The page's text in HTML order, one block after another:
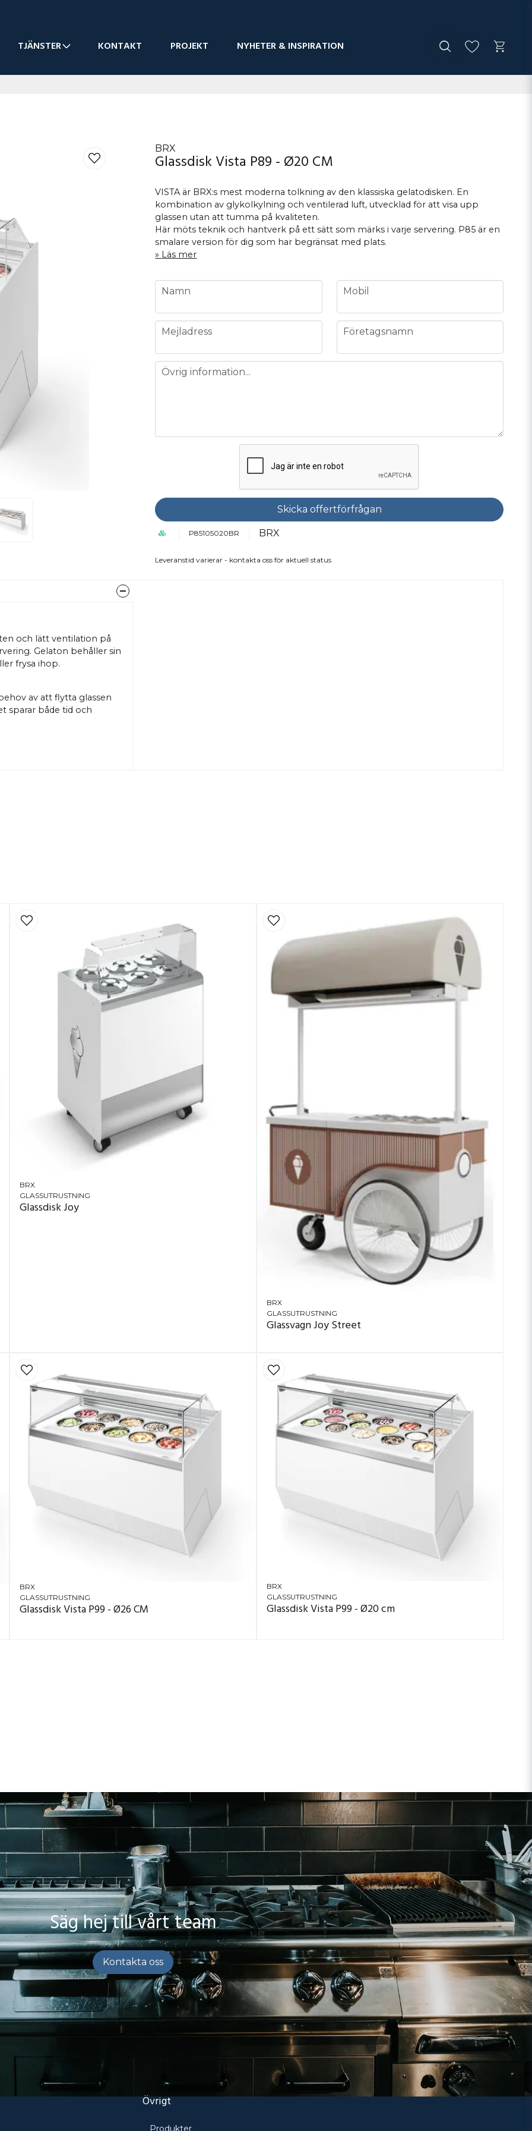
TJÄNSTER KONTAKT PROJEKT NYHETER & INSPIRATION
BRX
Glassdisk Vista P89 - Ø20 CM
VISTA är BRX:s mest moderna tolkning av den klassiska gelatodisken. En
kombination av glykolkylning och ventilerad luft, utvecklad för att visa upp
glassen utan att tumma på kvaliteten.
Här möts teknik och hantverk på ett sätt som märks i varje servering. P85 är en
smalare version för dig som har begränsat med plats.
Läs mer
name
Namn
email
Mejladress
phone
Mobil
company
Företagsnamn
message
Övrig information...
Skicka offertförfrågan
P85105020BR BRX
Leveranstid varierar - kontakta oss för aktuell status
och lätt ventilation på
Gelaton behåller sin
frysa ihop.
av att flytta glassen
sparar både tid och
BRX
GLASSUTRUSTNING
Glassdisk Joy
BRX
GLASSUTRUSTNING
Glassvagn Joy Street
BRX
GLASSUTRUSTNING
Glassdisk Vista P99 - Ø26 CM
BRX
GLASSUTRUSTNING
Glassdisk Vista P99 - Ø20 cm
Säg hej till vårt team
Kontakta oss
Övrigt
Produkter